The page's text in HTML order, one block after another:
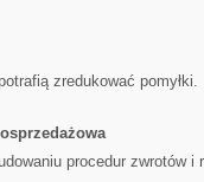
zredukować pomyłki.
procedur zwrotów i